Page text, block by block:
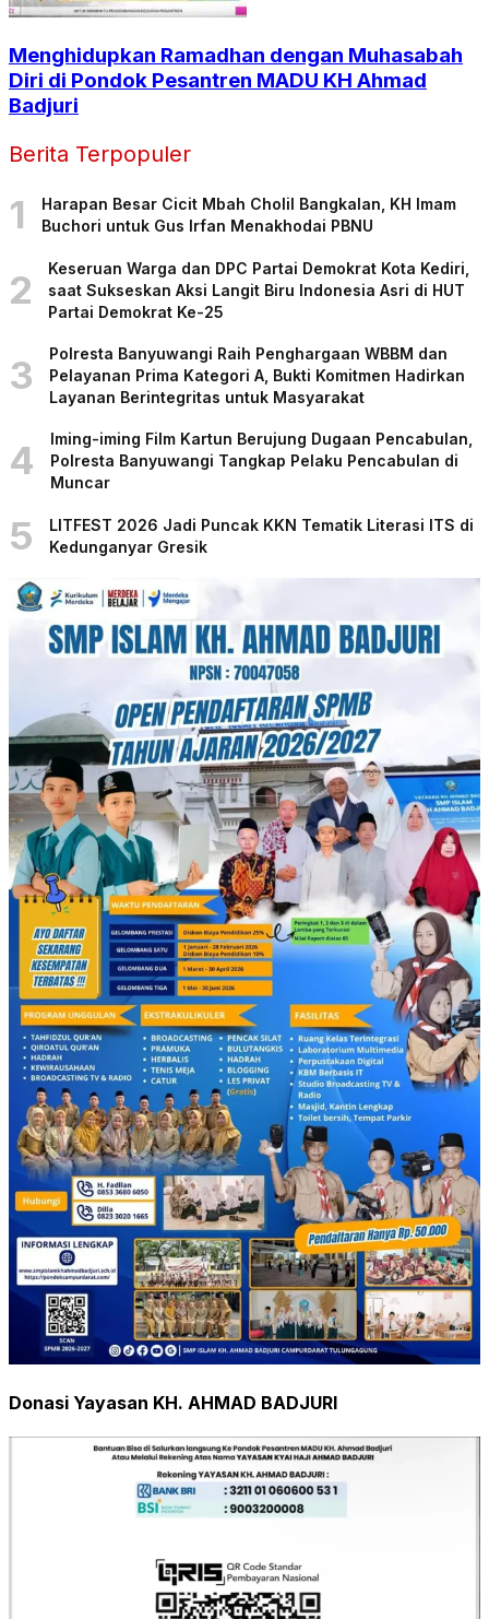
Menghidupkan Ramadhan dengan Muhasabah
Diri di Pondok Pesantren MADU KH Ahmad
Badjuri
Berita Terpopuler
1
Harapan Besar Cicit Mbah Cholil Bangkalan, KH Imam
Buchori untuk Gus Irfan Menakhodai PBNU
2
Keseruan Warga dan DPC Partai Demokrat Kota Kediri,
saat Sukseskan Aksi Langit Biru Indonesia Asri di HUT
Partai Demokrat Ke-25
3
Polresta Banyuwangi Raih Penghargaan WBBM dan
Pelayanan Prima Kategori A, Bukti Komitmen Hadirkan
Layanan Berintegritas untuk Masyarakat
4
Iming-iming Film Kartun Berujung Dugaan Pencabulan,
Polresta Banyuwangi Tangkap Pelaku Pencabulan di
Muncar
5
LITFEST 2026 Jadi Puncak KKN Tematik Literasi ITS di
Kedunganyar Gresik
Donasi Yayasan KH. AHMAD BADJURI